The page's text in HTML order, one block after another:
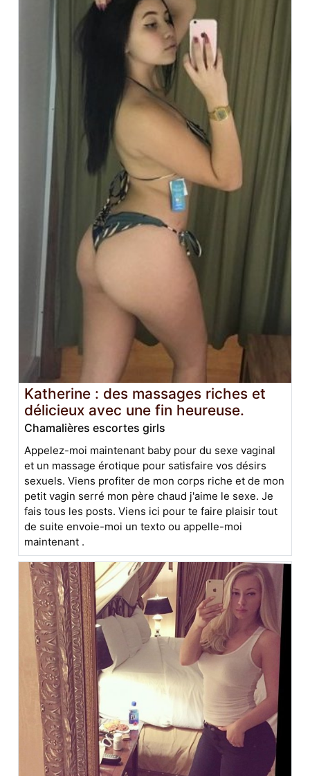
Katherine : des massages riches et
délicieux avec une fin heureuse.
Chamalières escortes girls
Appelez-moi maintenant baby pour du sexe vaginal
et un massage érotique pour satisfaire vos désirs
sexuels. Viens profiter de mon corps riche et de mon
petit vagin serré mon père chaud j'aime le sexe. Je
fais tous les posts. Viens ici pour te faire plaisir tout
de suite envoie-moi un texto ou appelle-moi
maintenant .